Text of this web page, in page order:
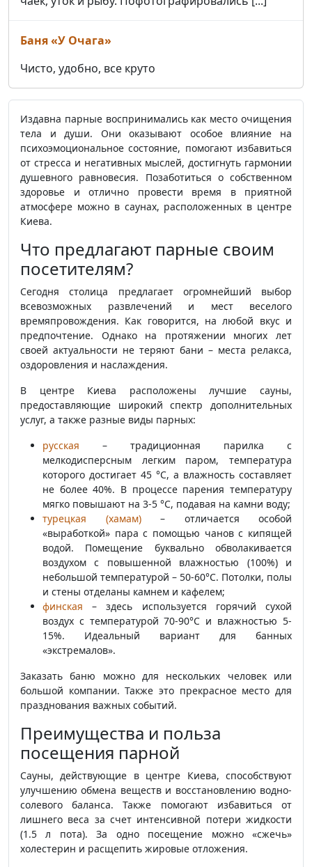
Издавна парные воспринимались как место очищения
тела и души. Они оказывают особое влияние на
психоэмоциональное состояние, помогают избавиться
от стресса и негативных мыслей, достигнуть гармонии
душевного равновесия. Позаботиться о собственном
здоровье и отлично провести время в приятной
атмосфере можно в саунах, расположенных в центре
Киева.
Что предлагают парные своим
посетителям?
Сегодня столица предлагает огромнейший выбор
всевозможных развлечений и мест веселого
времяпровождения. Как говорится, на любой вкус и
предпочтение. Однако на протяжении многих лет
своей актуальности не теряют бани – места релакса,
оздоровления и наслаждения.
В центре Киева расположены лучшие сауны,
предоставляющие широкий спектр дополнительных
услуг, а также разные виды парных:
русская – традиционная парилка с
мелкодисперсным легким паром, температура
которого достигает 45 °C, а влажность составляет
не более 40%. В процессе парения температуру
мягко повышают на 3-5 °C, подавая на камни воду;
турецкая (хамам)– отличается особой
«выработкой» пара с помощью чанов с кипящей
водой. Помещение буквально обволакивается
воздухом с повышенной влажностью (100%) и
небольшой температурой – 50-60°C. Потолки, полы
и стены отделаны камнем и кафелем;
финская – здесь используется горячий сухой
воздух с температурой 70-90°C и влажностью 5-
15%. Идеальный вариант для банных
«экстремалов».
Заказать баню можно для нескольких человек или
большой компании. Также это прекрасное место для
празднования важных событий.
Преимущества и польза
посещения парной
Сауны, действующие в центре Киева, способствуют
улучшению обмена веществ и восстановлению водно-
солевого баланса. Также помогают избавиться от
лишнего веса за счет интенсивной потери жидкости
(1.5 л пота). За одно посещение можно «сжечь»
холестерин и расщепить жировые отложения.
Баня «У Очага»
Чисто, удобно, все круто